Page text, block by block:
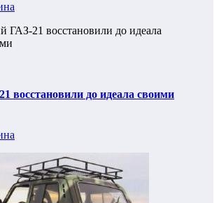
восстановили до идеала своими